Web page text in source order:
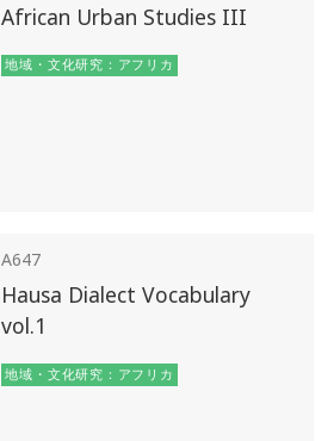
African Urban Studies III
地域・文化研究：アフリカ
A647
Hausa Dialect Vocabulary
vol.1
地域・文化研究：アフリカ